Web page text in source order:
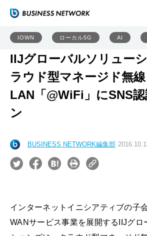
IOWN ローカル5G AI
IIJグローバルソリュー
ラウド型マネージド無線
LAN「@WiFi」にSNS
ン
BUSINESS NETWORK編集部
インターネットイニシアティブの子
WANサービス事業を展開するIIJグロ